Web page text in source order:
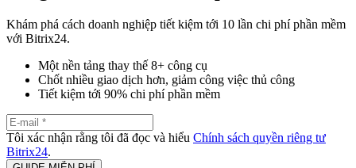
Khám phá cách doanh nghiệp tiết kiệm tới 10 lần chi phí phần mềm
với Bitrix24.
Một nền tảng thay thế 8+ công cụ
Chốt nhiều giao dịch hơn, giảm công việc thủ công
Tiết kiệm tới 90% chi phí phần mềm
Tôi xác nhận rằng tôi đã đọc và hiểu Chính sách quyền riêng tư
Bitrix24.